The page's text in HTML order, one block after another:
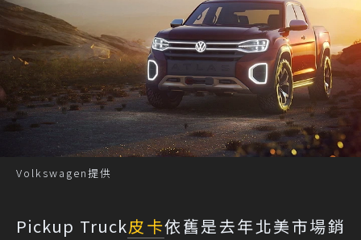
Volkswagen提供
Pickup Truck皮卡依舊是去年北美市場銷